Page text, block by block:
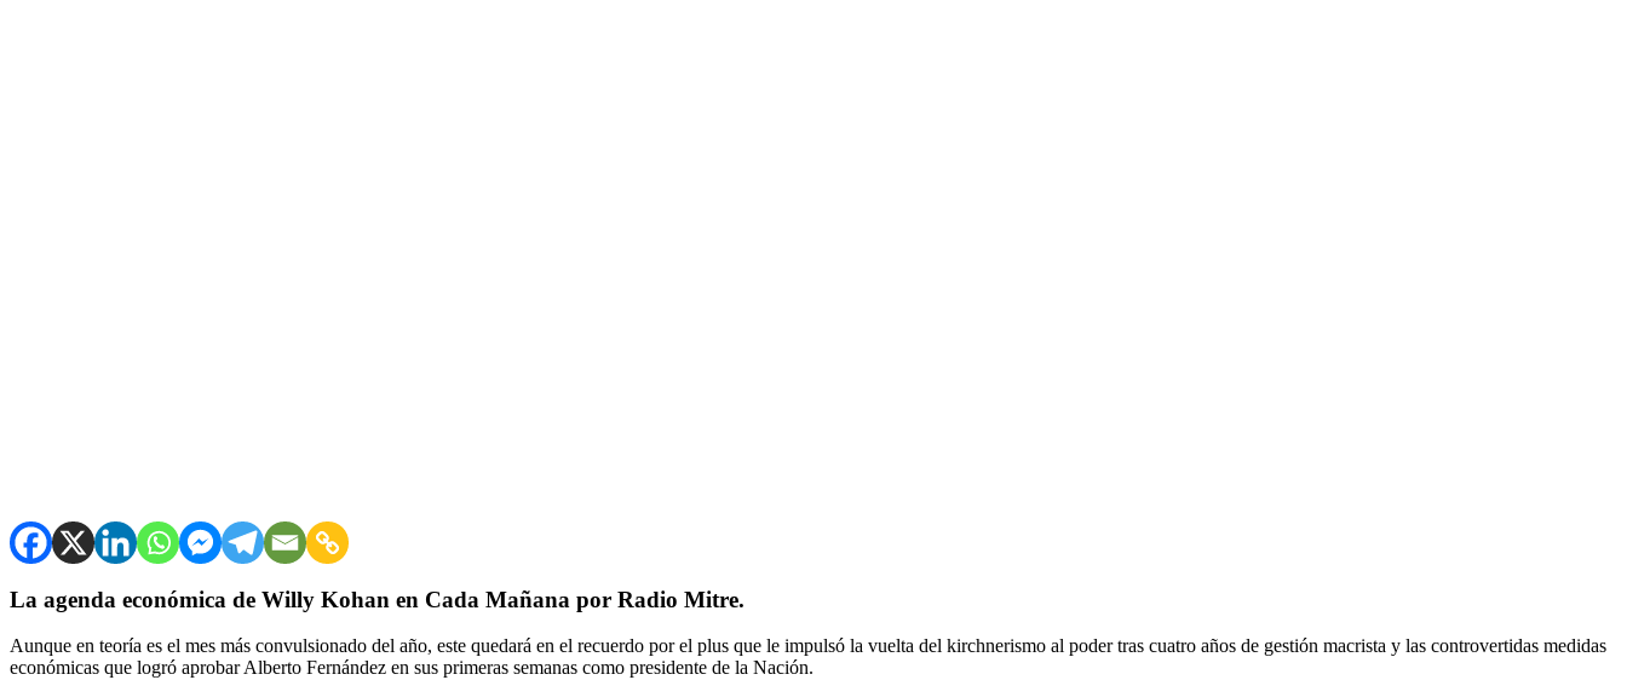
La agenda económica de Willy Kohan en Cada Mañana por Radio Mitre.
Aunque en teoría es el mes más convulsionado del año, este quedará en el recuerdo por el plus que le impulsó la vuelta del kirchnerismo al poder tras cuatro años de gestión macrista y las controvertidas medidas
económicas que logró aprobar Alberto Fernández en sus primeras semanas como presidente de la Nación.